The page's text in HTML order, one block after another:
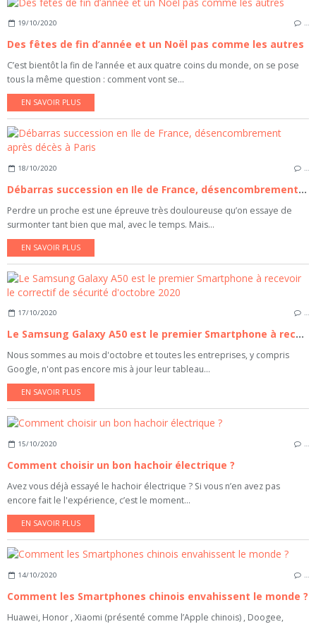
19/10/2020 …
Des fêtes de fin d’année et un Noël pas comme les autres
C’est bientôt la fin de l’année et aux quatre coins du monde, on se pose
tous la même question : comment vont se...
EN SAVOIR PLUS
18/10/2020 …
Débarras succession en Ile de France, désencombrement après décès à Paris
Perdre un proche est une épreuve très douloureuse qu’on essaye de
surmonter tant bien que mal, avec le temps. Mais...
EN SAVOIR PLUS
17/10/2020 …
Le Samsung Galaxy A50 est le premier Smartphone à recevoir le correctif de sécurité d'octobre 2020
Nous sommes au mois d'octobre et toutes les entreprises, y compris
Google, n'ont pas encore mis à jour leur tableau...
EN SAVOIR PLUS
15/10/2020 …
Comment choisir un bon hachoir électrique ?
Avez vous déjà essayé le hachoir électrique ? Si vous n’en avez pas
encore fait le l'expérience, c’est le moment...
EN SAVOIR PLUS
14/10/2020 …
Comment les Smartphones chinois envahissent le monde ?
Huawei, Honor , Xiaomi (présenté comme l’Apple chinois) , Doogee,